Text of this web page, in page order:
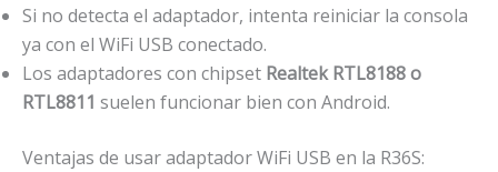
Si no detecta el adaptador, intenta reiniciar la consola
ya con el WiFi USB conectado.
Los adaptadores con chipset Realtek RTL8188 o
RTL8811 suelen funcionar bien con Android.
Ventajas de usar adaptador WiFi USB en la R36S: